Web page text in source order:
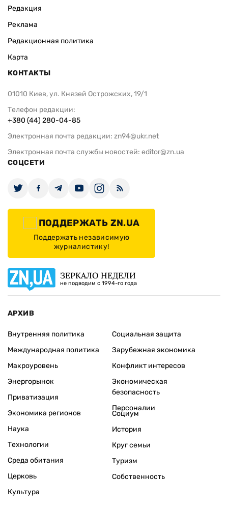
Редакция
Реклама
Редакционная политика
Карта
КОНТАКТЫ
01010 Киев, ул. Князей Острожских, 19/1
Телефон редакции:
+380 (44) 280-04-85
Электронная почта редакции: zn94@ukr.net
Электронная почта службы новостей: editor@zn.ua
СОЦСЕТИ
ПОДДЕРЖАТЬ ZN.UA
Поддержать независимую
журналистику!
ЗЕРКАЛО НЕДЕЛИ
не подводим с 1994-го года
АРХИВ
Внутренняя политика
Международная политика
Макроуровень
Энергорынок
Приватизация
Экономика регионов
Социальная защита
Зарубежная экономика
Конфликт интересов
Экономическая
безопасность
Персоналии
Наука
Технологии
Среда обитания
Церковь
Культура
Социум
История
Круг семьи
Туризм
Собственность